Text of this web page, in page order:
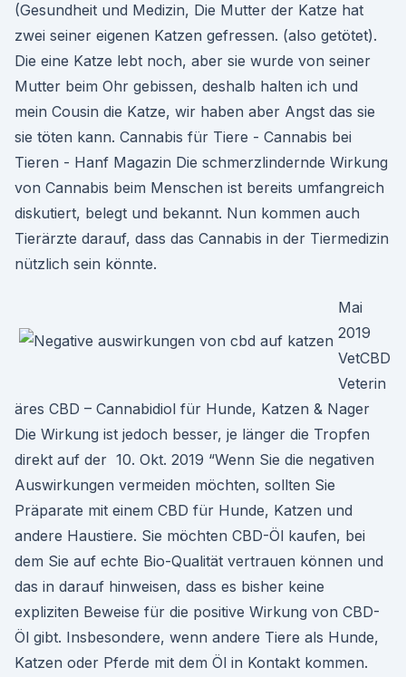
(Gesundheit und Medizin, Die Mutter der Katze hat
zwei seiner eigenen Katzen gefressen. (also getötet).
Die eine Katze lebt noch, aber sie wurde von seiner
Mutter beim Ohr gebissen, deshalb halten ich und
mein Cousin die Katze, wir haben aber Angst das sie
sie töten kann. Cannabis für Tiere - Cannabis bei
Tieren - Hanf Magazin Die schmerzlindernde Wirkung
von Cannabis beim Menschen ist bereits umfangreich
diskutiert, belegt und bekannt. Nun kommen auch
Tierärzte darauf, dass das Cannabis in der Tiermedizin
nützlich sein könnte.
Mai
2019
VetCBD
Veterin
äres CBD – Cannabidiol für Hunde, Katzen & Nager
Die Wirkung ist jedoch besser, je länger die Tropfen
direkt auf der 10. Okt. 2019 “Wenn Sie die negativen
Auswirkungen vermeiden möchten, sollten Sie
Präparate mit einem CBD für Hunde, Katzen und
andere Haustiere. Sie möchten CBD-Öl kaufen, bei
dem Sie auf echte Bio-Qualität vertrauen können und
das in darauf hinweisen, dass es bisher keine
expliziten Beweise für die positive Wirkung von CBD-
Öl gibt. Insbesondere, wenn andere Tiere als Hunde,
Katzen oder Pferde mit dem Öl in Kontakt kommen.